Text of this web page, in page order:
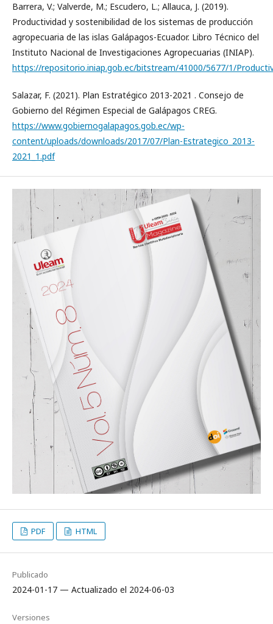
Barrera, V.; Valverde, M.; Escudero, L.; Allauca, J. (2019).
Productividad y sostenibilidad de los sistemas de producción
agropecuaria de las islas Galápagos-Ecuador. Libro Técnico del
Instituto Nacional de Investigaciones Agropecuarias (INIAP).
https://repositorio.iniap.gob.ec/bitstream/41000/5677/1/
Salazar, F. (2021). Plan Estratégico 2013-2021 . Consejo de
Gobierno del Régimen Especial de Galápagos CREG.
https://www.gobiernogalapagos.gob.ec/wp-
content/uploads/downloads/2017/07/Plan-Estrategico_2013-
2021_1.pdf
PDF HTML
Publicado
2024-01-17 — Actualizado el 2024-06-03
Versiones